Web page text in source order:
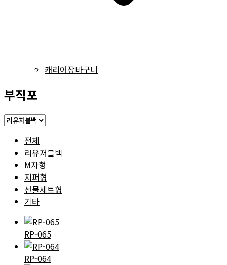
캐리어장바구니
부직포
전체
리유저블백
M자형
지퍼형
선물세트형
기타
RP-065
RP-064